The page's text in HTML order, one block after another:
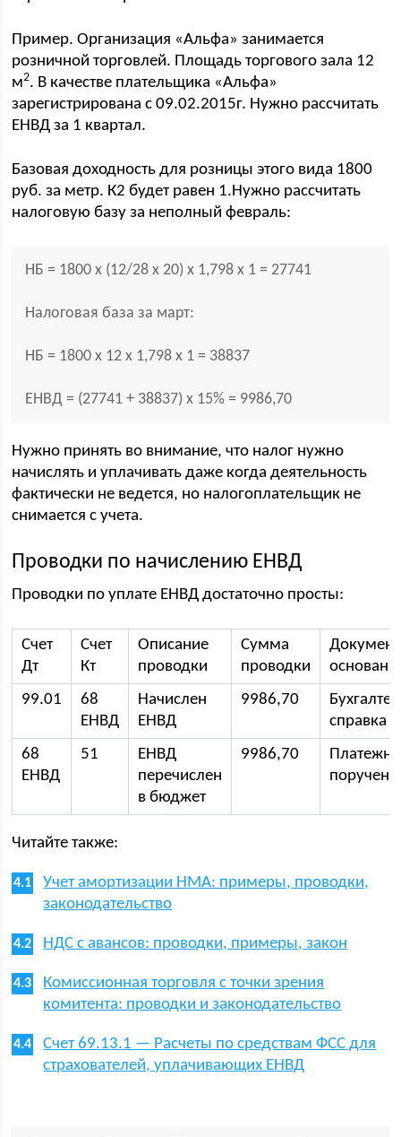
Пример. Организация «Альфа» занимается
розничной торговлей. Площадь торгового зала 12
м2. В качестве плательщика «Альфа»
зарегистрирована с 09.02.2015г. Нужно рассчитать
ЕНВД за 1 квартал.
Базовая доходность для розницы этого вида 1800
руб. за метр. К2 будет равен 1.Нужно рассчитать
налоговую базу за неполный февраль:
НБ = 1800 х (12/28 х 20) х 1,798 х 1 = 27741
Налоговая база за март:
НБ = 1800 х 12 х 1,798 х 1 = 38837
ЕНВД = (27741 + 38837) х 15% = 9986,70
Нужно принять во внимание, что налог нужно
начислять и уплачивать даже когда деятельность
фактически не ведется, но налогоплательщик не
снимается с учета.
Проводки по начислению ЕНВД
Проводки по уплате ЕНВД достаточно просты:
Счет
Дт
Счет
Кт
Описание
проводки
Сумма
проводки
99.01
68
ЕНВД
Начислен
ЕНВД
9986,70
справка
68
ЕНВД
51
ЕНВД
перечислен
в бюджет
9986,70
Читайте также:
Учет амортизации НМА: примеры, проводки,
законодательство
НДС с авансов: проводки, примеры, закон
Комиссионная торговля с точки зрения
комитента: проводки и законодательство
Счет 69.13.1 — Расчеты по средствам ФСС для
страхователей, уплачивающих ЕНВД